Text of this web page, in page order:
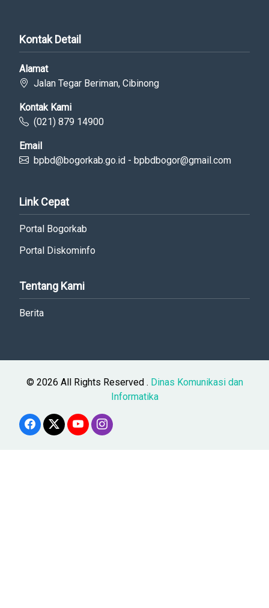
Kontak Detail
Alamat
Jalan Tegar Beriman, Cibinong
Kontak Kami
(021) 879 14900
Email
bpbd@bogorkab.go.id - bpbdbogor@gmail.com
Link Cepat
Portal Bogorkab
Portal Diskominfo
Tentang Kami
Berita
© 2026 All Rights Reserved . Dinas Komunikasi dan
Informatika